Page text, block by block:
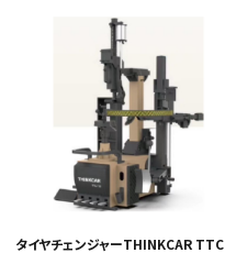
タイヤチェンジャーTHINKCAR TTC